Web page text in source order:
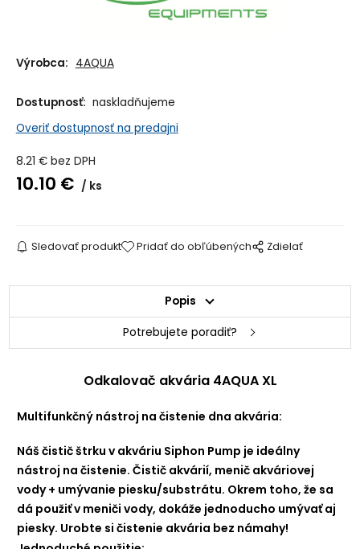
Výrobca: 4AQUA
Dostupnosť: naskladňujeme
Overiť dostupnosť na predajni
8.21 € bez DPH
10.10 € ks
Sledovať produkt Pridať do obľúbených Zdielať
Popis
Potrebujete poradiť?
Odkalovač akvária 4AQUA XL
Multifunkčný nástroj na čistenie dna akvária:
Náš čistič štrku v akváriu Siphon Pump je ideálny
nástroj na čistenie. Čistič akvárií, menič akváriovej
vody + umývanie piesku/substrátu. Okrem toho, že sa
dá použiť v meniči vody, dokáže jednoducho umývať aj
piesky. Urobte si čistenie akvária bez námahy!